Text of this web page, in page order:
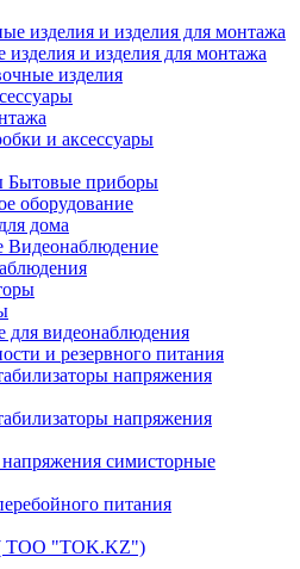
изделия и изделия для монтажа
изделия
и аксессуары
Бытовые приборы
оборудование
дома
Видеонаблюдение
видеонаблюдения
и резервного питания
напряжения
напряжения
симисторные
питания
ТОО "TOK.KZ")